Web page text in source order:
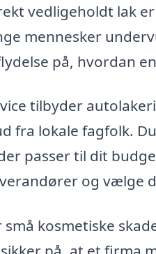
vedligeholdt lak
mennesker
på, hvordan
tilbyder
fra lokale fagfolk.
passer til dit
og vælge
kosmetiske